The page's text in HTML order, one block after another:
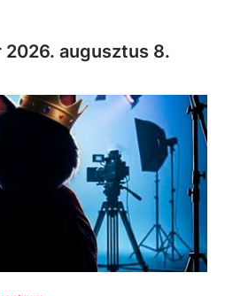
2026. augusztus 8.